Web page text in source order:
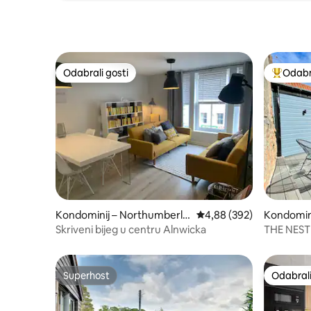
Odabrali gosti
Odabrali gosti
Kondominij – Northumberla
nd
Prosječna ocjena: 4,88/
4,88 (392)
Skriveni bijeg u centru Alnwicka
Među
nd
THE
Superhost
Superhost